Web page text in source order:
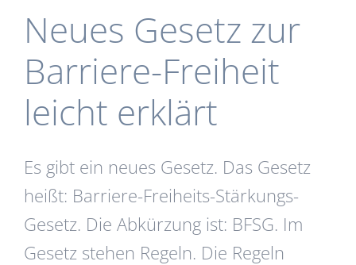
Neues Gesetz zur
Barriere-Freiheit
leicht erklärt
Es gibt ein neues Gesetz. Das Gesetz
heißt: Barriere-Freiheits-Stärkungs-
Gesetz. Die Abkürzung ist: BFSG. Im
Gesetz stehen Regeln. Die Regeln